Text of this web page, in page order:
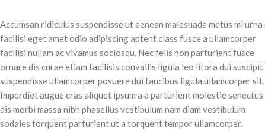
Accumsan ridiculus suspendisse ut aenean malesuada metus mi urna
facilisi eget amet odio adipiscing aptent class fusce a ullamcorper
facilisi nullam ac vivamus sociosqu. Nec felis non parturient fusce
ornare dis curae etiam facilisis convallis ligula leo litora dui suscipit
suspendisse ullamcorper posuere dui faucibus ligula ullamcorper sit.
Imperdiet augue cras aliquet ipsum a a parturient molestie senectus
dis morbi massa nibh phasellus vestibulum nam diam vestibulum
sodales torquent parturient ut a torquent tempor ullamcorper.